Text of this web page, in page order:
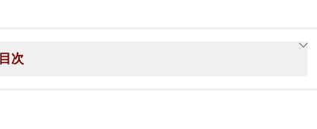
目次